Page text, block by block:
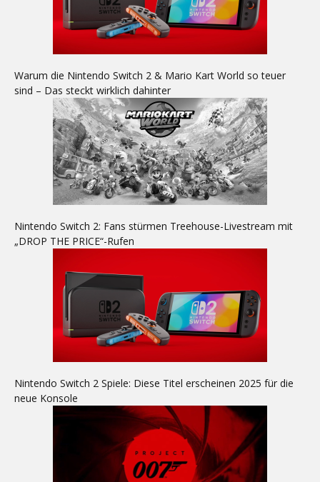
Warum die Nintendo Switch 2 & Mario Kart World so teuer
sind – Das steckt wirklich dahinter
Nintendo Switch 2: Fans stürmen Treehouse-Livestream mit
„DROP THE PRICE“-Rufen
Nintendo Switch 2 Spiele: Diese Titel erscheinen 2025 für die
neue Konsole